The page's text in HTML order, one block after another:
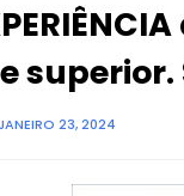
superior.
23, 2024